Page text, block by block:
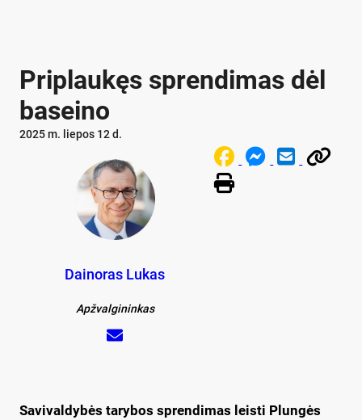
Priplaukęs sprendimas dėl
baseino
2025 m. liepos 12 d.
Dainoras Lukas
Apžvalgininkas
Savivaldybės tarybos sprendimas leisti Plungės